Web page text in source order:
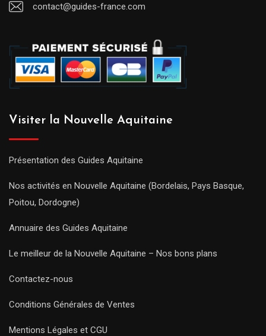
contact@guides-france.com
Visiter la Nouvelle Aquitaine
Présentation des Guides Aquitaine
Nos activités en Nouvelle Aquitaine (Bordelais, Pays Basque,
Poitou, Dordogne)
Annuaire des Guides Aquitaine
Le meilleur de la Nouvelle Aquitaine – Nos bons plans
Contactez-nous
Conditions Générales de Ventes
Mentions Légales et CGU